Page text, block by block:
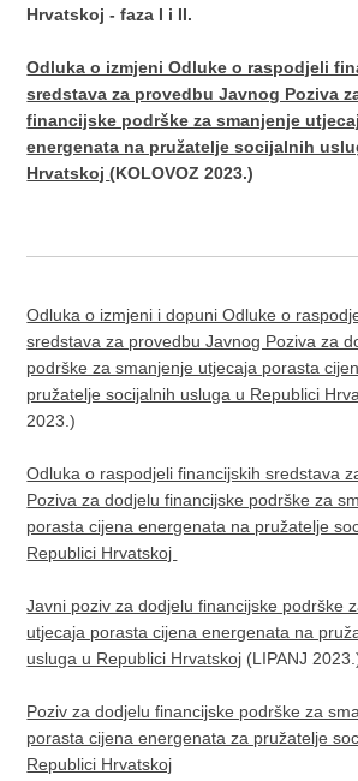
Hrvatskoj - faza I i II.
Odluka o izmjeni Odluke o raspodjeli
sredstava za provedbu Javnog Poziva
financijske podrške za smanjenje
energenata na pružatelje socijalnih
Hrvatskoj(KOLOVOZ 2023.)
Odluka o izmjeni i dopuni Odluke o
sredstava za provedbu Javnog Poziva za
podrške za smanjenje utjecaja porasta
pružatelje socijalnih usluga u Republici
2023.)
Odluka o raspodjeli financijskih sredstava
Poziva za dodjelu financijske podrške za
porasta cijena energenata na pružatelje
Republici Hrvatskoj
Javni poziv za dodjelu financijske podrške
utjecaja porasta cijena energenata na
usluga u Republici Hrvatskoj (LIPANJ
Poziv za dodjelu financijske podrške za
porasta cijena energenata za pružatelje
Republici Hrvatskoj